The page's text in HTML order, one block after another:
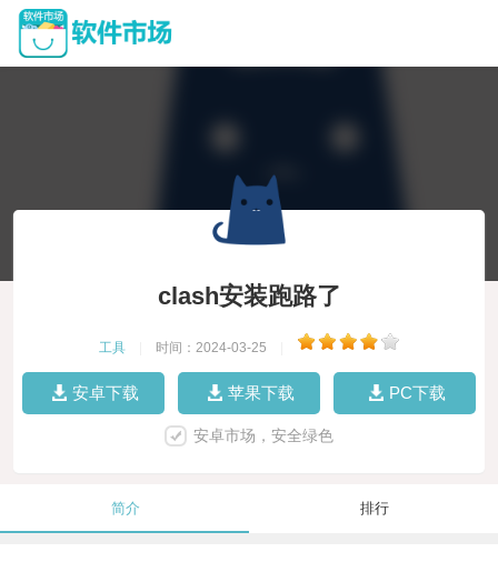
clash安装跑路了
工具 时间：2024-03-25
安卓下载 苹果下载 PC下载
安卓市场，安全绿色
简介 排行